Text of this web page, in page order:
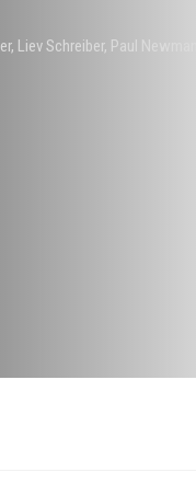
, Liev Schreiber, Paul Newman